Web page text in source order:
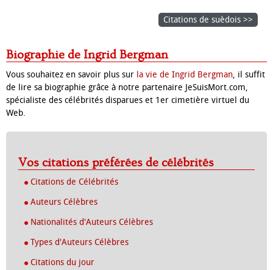
Citations de suèdois >>
Biographie de Ingrid Bergman
Vous souhaitez en savoir plus sur la vie de Ingrid Bergman, il suffit
de lire sa biographie grâce à notre partenaire JeSuisMort.com,
spécialiste des célébrités disparues et 1er cimetière virtuel du
Web.
Vos citations préférées de célébrités
Citations de Célébrités
Auteurs Célèbres
Nationalités d'Auteurs Célèbres
Types d'Auteurs Célèbres
Citations du jour